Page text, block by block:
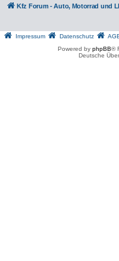
Kfz Forum - Auto, Motorrad und
Impressum Datenschutz
Powered by phpBB®
Deutsche